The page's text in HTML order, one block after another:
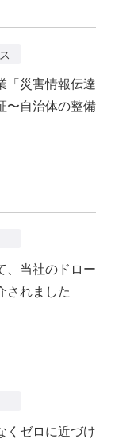
「災害情報伝達
〜自治体の整備
、当社のドロー
されました
くゼロに近づけ